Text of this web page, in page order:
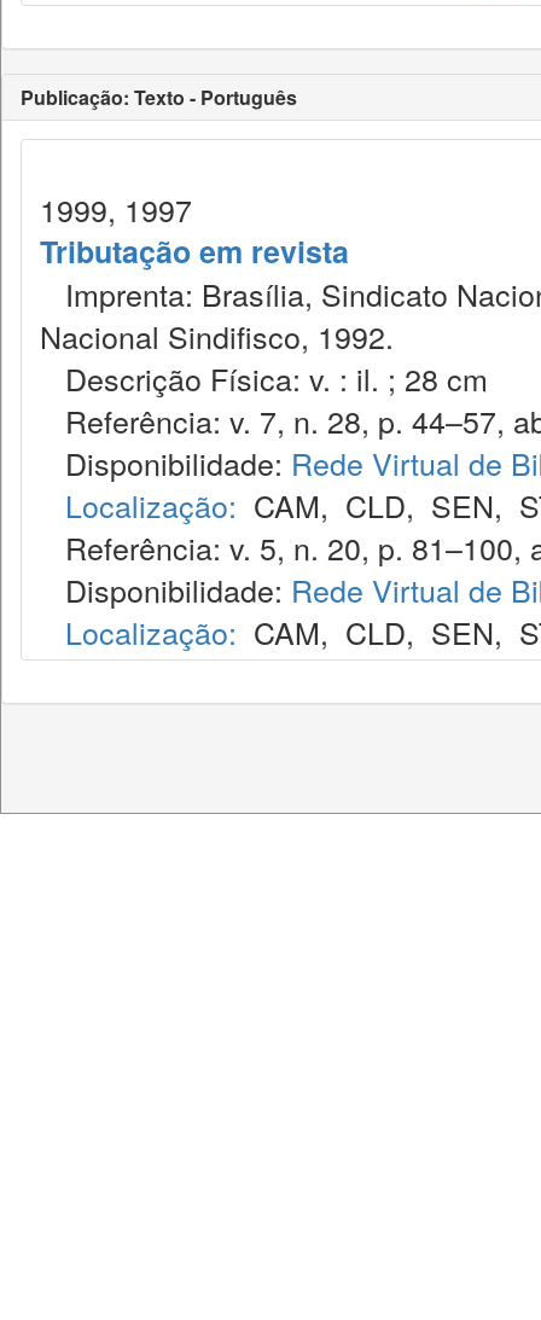
Publicação: Texto - Português
1999, 1997
Tributação em revista
Imprenta: Brasília, Sindicato
Nacional Sindifisco, 1992.
Descrição Física: v. : il. ; 28 cm
Referência: v. 7, n. 28, p. 44–57,
Disponibilidade: Rede Virtual de
Localização: CAM, CLD, SEN,
Referência: v. 5, n. 20, p. 81–100,
Disponibilidade: Rede Virtual de
Localização: CAM, CLD, SEN,